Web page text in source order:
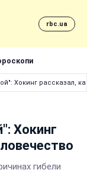
rbc.ua
Хокинг рассказал,
Хокинг
гибели